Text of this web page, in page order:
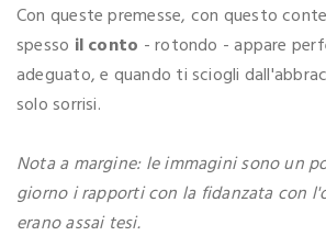
Con queste premesse, con questo
spesso il conto - rotondo - appare
adeguato, e quando ti sciogli
solo sorrisi.
Nota a margine: le immagini sono un
giorno i rapporti con la fidanzata con
erano assai tesi.